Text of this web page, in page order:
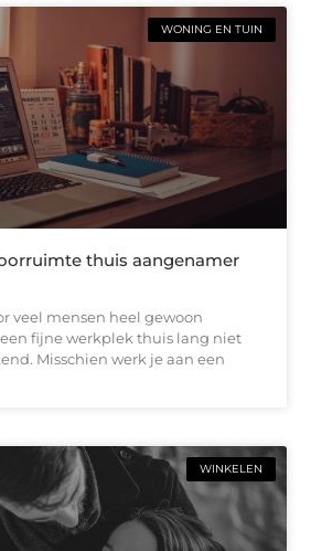
WONING EN TUIN
thuis aangenamer
veel mensen heel gewoon
een fijne werkplek thuis lang niet
Misschien werk je aan een
WINKELEN